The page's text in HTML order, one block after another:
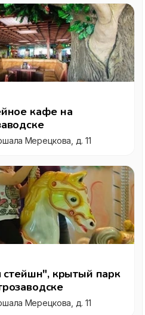
кафе на
Мерецкова, д. 11
стейшн", крытый парк
Мерецкова, д. 11